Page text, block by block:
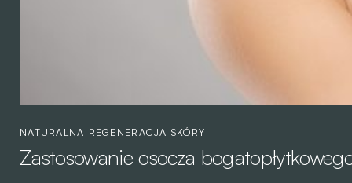
NATURALNA REGENERACJA SKÓRY
Zastosowanie osocza